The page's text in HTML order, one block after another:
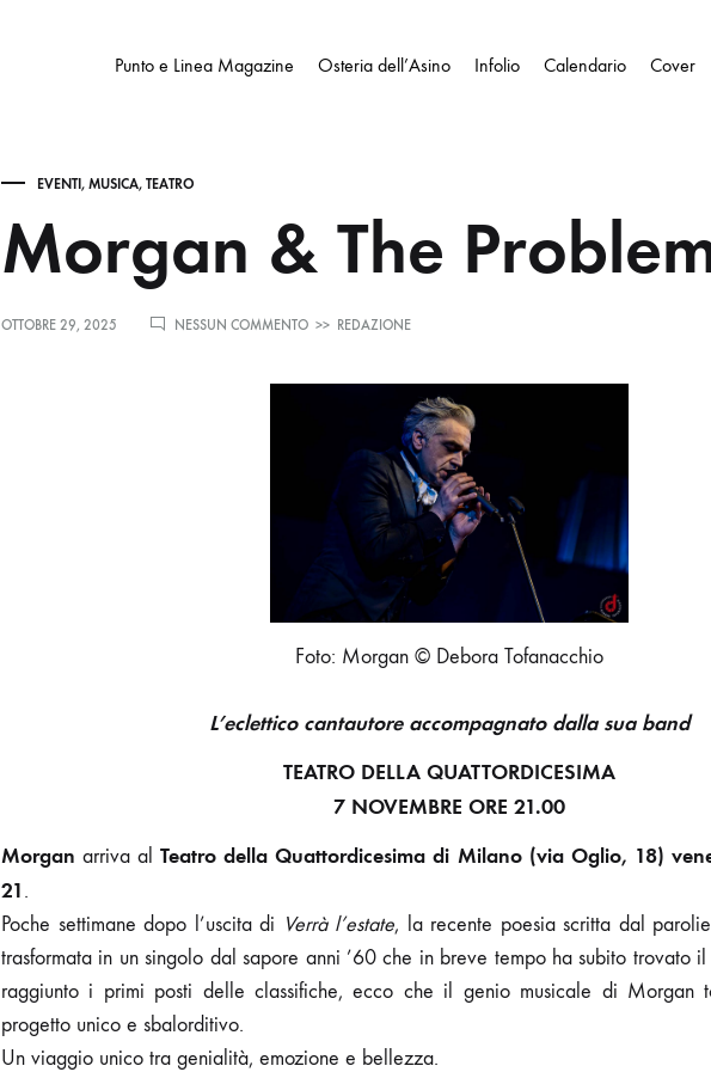
Punto e Linea Magazine Osteria dell’Asino Infolio Calendario Cover
EVENTI, MUSICA, TEATRO
Morgan & The
OTTOBRE 29, 2025 NESSUN COMMENTOSU
THE
>> REDAZIONE
Foto: Morgan © Debora Tofanacchio
L’eclettico cantautore accompagnato dalla sua band
TEATRO DELLA QUATTORDICESIMA
7 NOVEMBRE ORE 21.00
Morgan arriva alTeatro della Quattordicesima di Milano (via Oglio, 18)
21.
Poche settimane dopo l’uscita di Verrà l’estate, la recente poesia scritta dal
trasformata in un singolo dal sapore anni ’60 che in breve tempo ha subito trovato
raggiunto i primi posti delle classifiche, ecco che il genio musicale di Morgan
progetto unico e sbalorditivo.
Un viaggio unico tra genialità, emozione e bellezza.